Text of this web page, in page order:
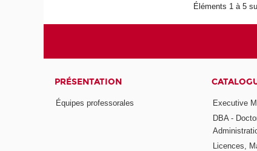
Éléments 1 à 5
PRÉSENTATION
Équipes professorales
Executive
DBA -
Licences,